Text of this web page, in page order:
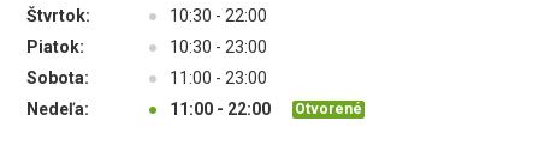
Štvrtok:
●
10:30 - 22:00
Piatok:
●
10:30 - 23:00
Sobota:
●
11:00 - 23:00
Nedeľa:
● 11:00 - 22:00 Otvorené